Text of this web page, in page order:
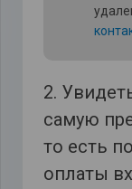
2.
самую
то есть
оплаты